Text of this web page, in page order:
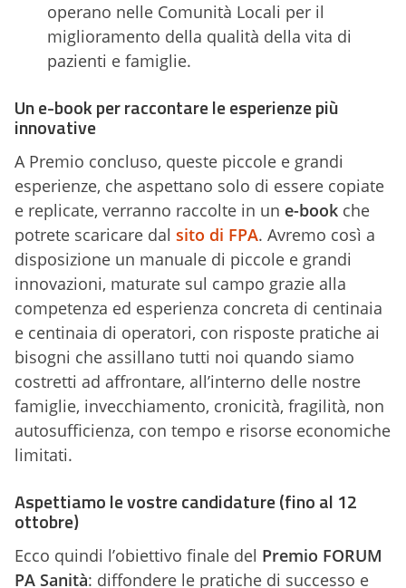
operano nelle Comunità Locali per il
miglioramento della qualità della vita di
pazienti e famiglie.
Un e-book per raccontare le esperienze più
innovative
A Premio concluso, queste piccole e grandi
esperienze, che aspettano solo di essere copiate
e replicate, verranno raccolte in un e-book che
potrete scaricare dal sito di FPA. Avremo così a
disposizione un manuale di piccole e grandi
innovazioni, maturate sul campo grazie alla
competenza ed esperienza concreta di centinaia
e centinaia di operatori, con risposte pratiche ai
bisogni che assillano tutti noi quando siamo
costretti ad affrontare, all’interno delle nostre
famiglie, invecchiamento, cronicità, fragilità, non
autosufficienza, con tempo e risorse economiche
limitati.
Aspettiamo le vostre candidature (fino al 12
ottobre)
Ecco quindi l’obiettivo finale del Premio FORUM
PA Sanità: diffondere le pratiche di successo e